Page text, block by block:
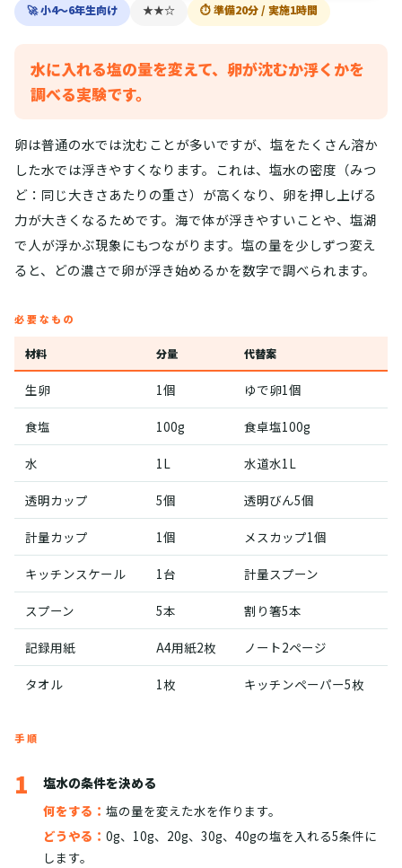
🚀 小4〜6年生向け ★★☆ ⏱ 準備20分 / 実施1時間
水に入れる塩の量を変えて、卵が沈むか浮くかを
調べる実験です。
卵は普通の水では沈むことが多いですが、塩をたくさん溶か
した水では浮きやすくなります。これは、塩水の密度（みつ
ど：同じ大きさあたりの重さ）が高くなり、卵を押し上げる
力が大きくなるためです。海で体が浮きやすいことや、塩湖
で人が浮かぶ現象にもつながります。塩の量を少しずつ変え
ると、どの濃さで卵が浮き始めるかを数字で調べられます。
必要なもの
材料 分量 代替案
生卵 1個 ゆで卵1個
食塩 100g 食卓塩100g
水 1L 水道水1L
透明カップ 5個 透明びん5個
計量カップ 1個 メスカップ1個
キッチンスケール 1台 計量スプーン
スプーン 5本 割り箸5本
記録用紙 A4用紙2枚 ノート2ページ
タオル 1枚 キッチンペーパー5枚
手順
1
塩水の条件を決める
何をする： 塩の量を変えた水を作ります。
どうやる： 0g、10g、20g、30g、40gの塩を入れる5条件に
します。